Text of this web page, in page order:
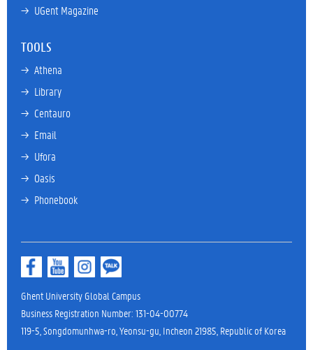
→ UGent Magazine
TOOLS
→ Athena
→ Library
→ Centauro
→ Email
→ Ufora
→ Oasis
→ Phonebook
Ghent University Global Campus
Business Registration Number: 131-04-00774
119-5, Songdomunhwa-ro, Yeonsu-gu, Incheon 21985, Republic of Korea